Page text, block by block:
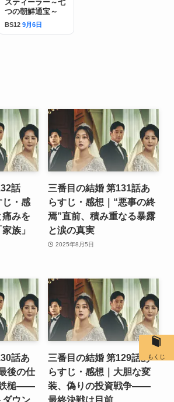
スティーラー～七
つの朝鮮通宝～
BS12 9月6日
話
じ・感
みを
族」
三番目の結婚 第131話あ
らすじ・感想｜“悪事の終
焉”直前、積み重なる暴露
と涙の真実
2025年8月5日
話あ
後の仕
鉄槌――
ダウン
三番目の結婚 第129話あ
らすじ・感想｜大胆な変
装、偽りの投資戦争――
最終決戦は目前
もくじ